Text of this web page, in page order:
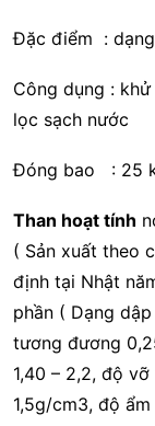
Đặc điểm :
Công dụng :
lọc sạch nước
Đóng bao : 25
Than hoạt tính
( Sản xuất theo
định tại Nhật
phần ( Dạng
tương đương
1,40 – 2,2, độ
1,5g/cm3, độ